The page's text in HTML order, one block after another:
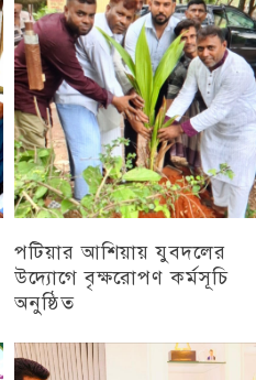
পটিয়ার আশিয়ায় যুবদলের
উদ্যোগে বৃক্ষরোপণ কর্মসূচি
অনুষ্ঠিত